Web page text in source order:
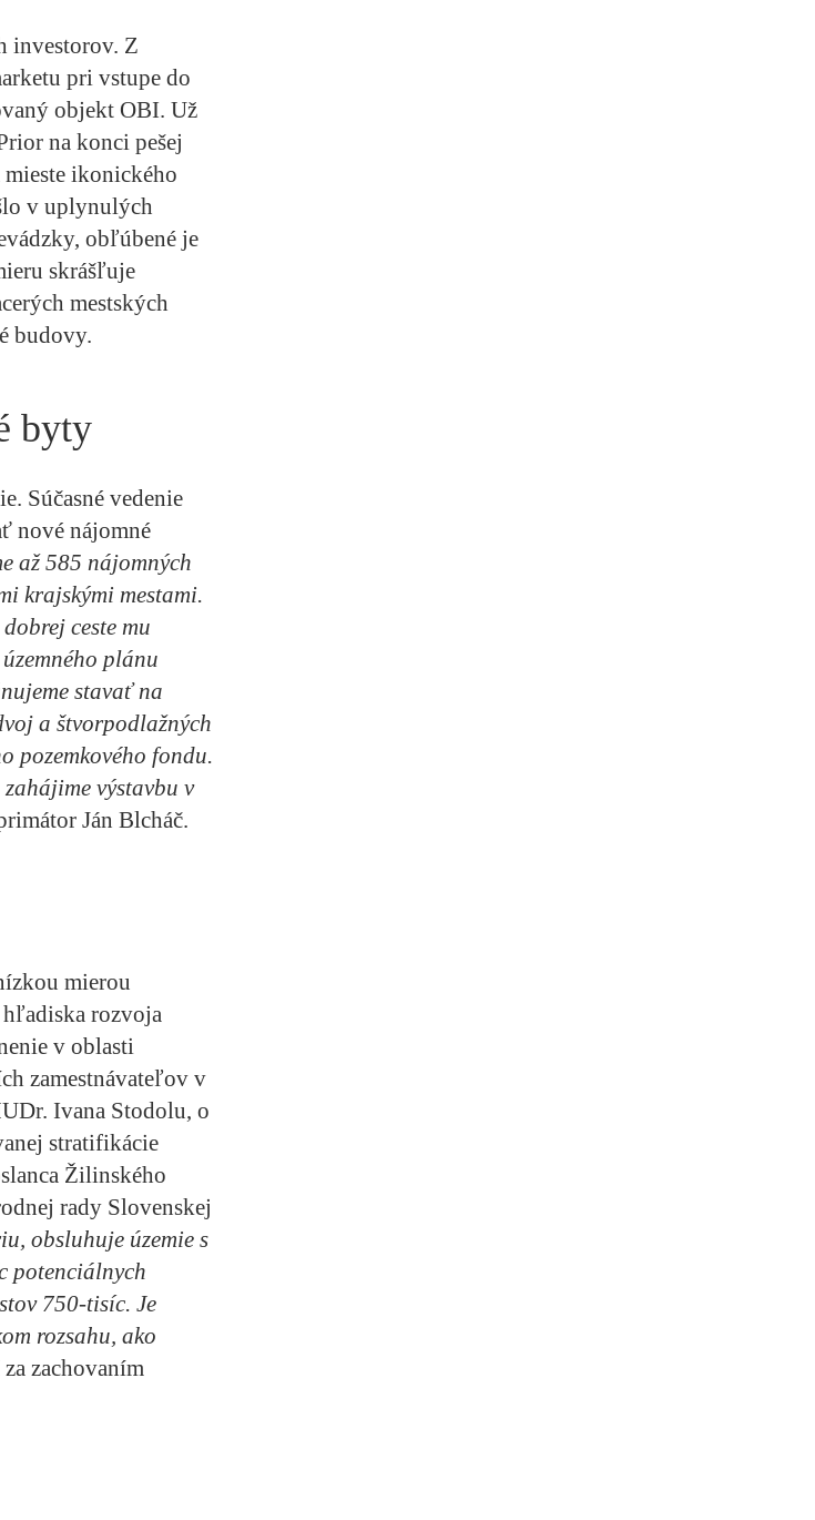
investorov. Z
pri vstupe do
objekt OBI. Už
na konci pešej
ikonického
v uplynulých
obľúbené je
skrášľuje
mestských
budovy.
byty
Súčasné vedenie
nové nájomné
až 585 nájomných
krajskými mestami.
ceste mu
plánu
stavať na
a štvorpodlažných
pozemkového fondu.
výstavbu v
Ján Blcháč.
mierou
hľadiska rozvoja
v oblasti
zamestnávateľov v
Ivana Stodolu, o
stratifikácie
Žilinského
rady Slovenskej
obsluhuje územie s
potenciálnych
750-tisíc. Je
rozsahu, ako
zachovaním